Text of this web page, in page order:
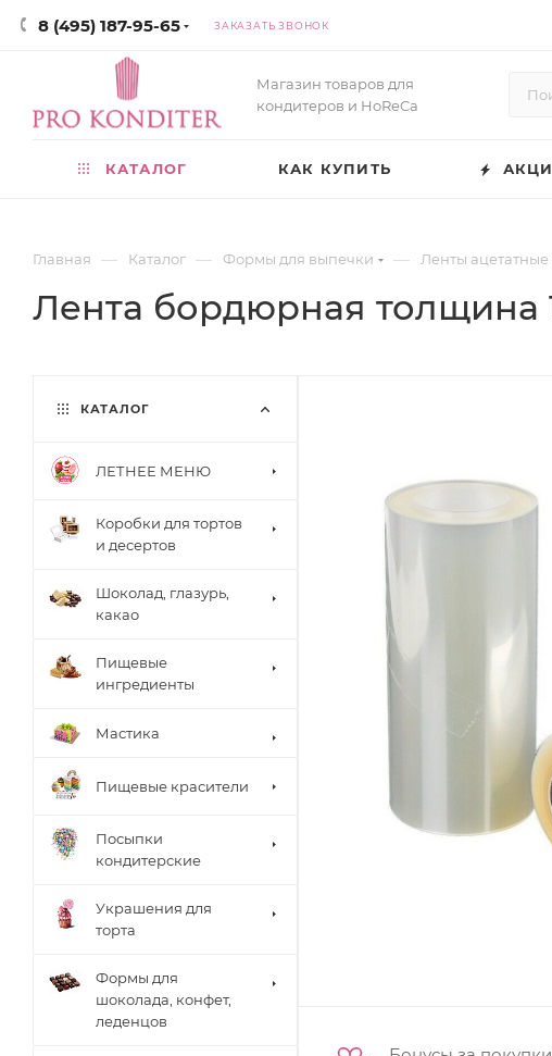
8 (495) 187-95-65 ЗАКАЗАТЬ ЗВОНОК
Магазин товаров для
кондитеров и HoReCa
КАТАЛОГ КАК КУПИТЬ
Главная — Каталог — Формы для выпечки — Ленты
Лента бордюрная толщина
КАТАЛОГ
ЛЕТНЕЕ МЕНЮ
Коробки для тортов
и десертов
Шоколад, глазурь,
какао
Пищевые
ингредиенты
Мастика
Пищевые красители
Посыпки
кондитерские
Украшения для
торта
Формы для
шоколада, конфет,
леденцов